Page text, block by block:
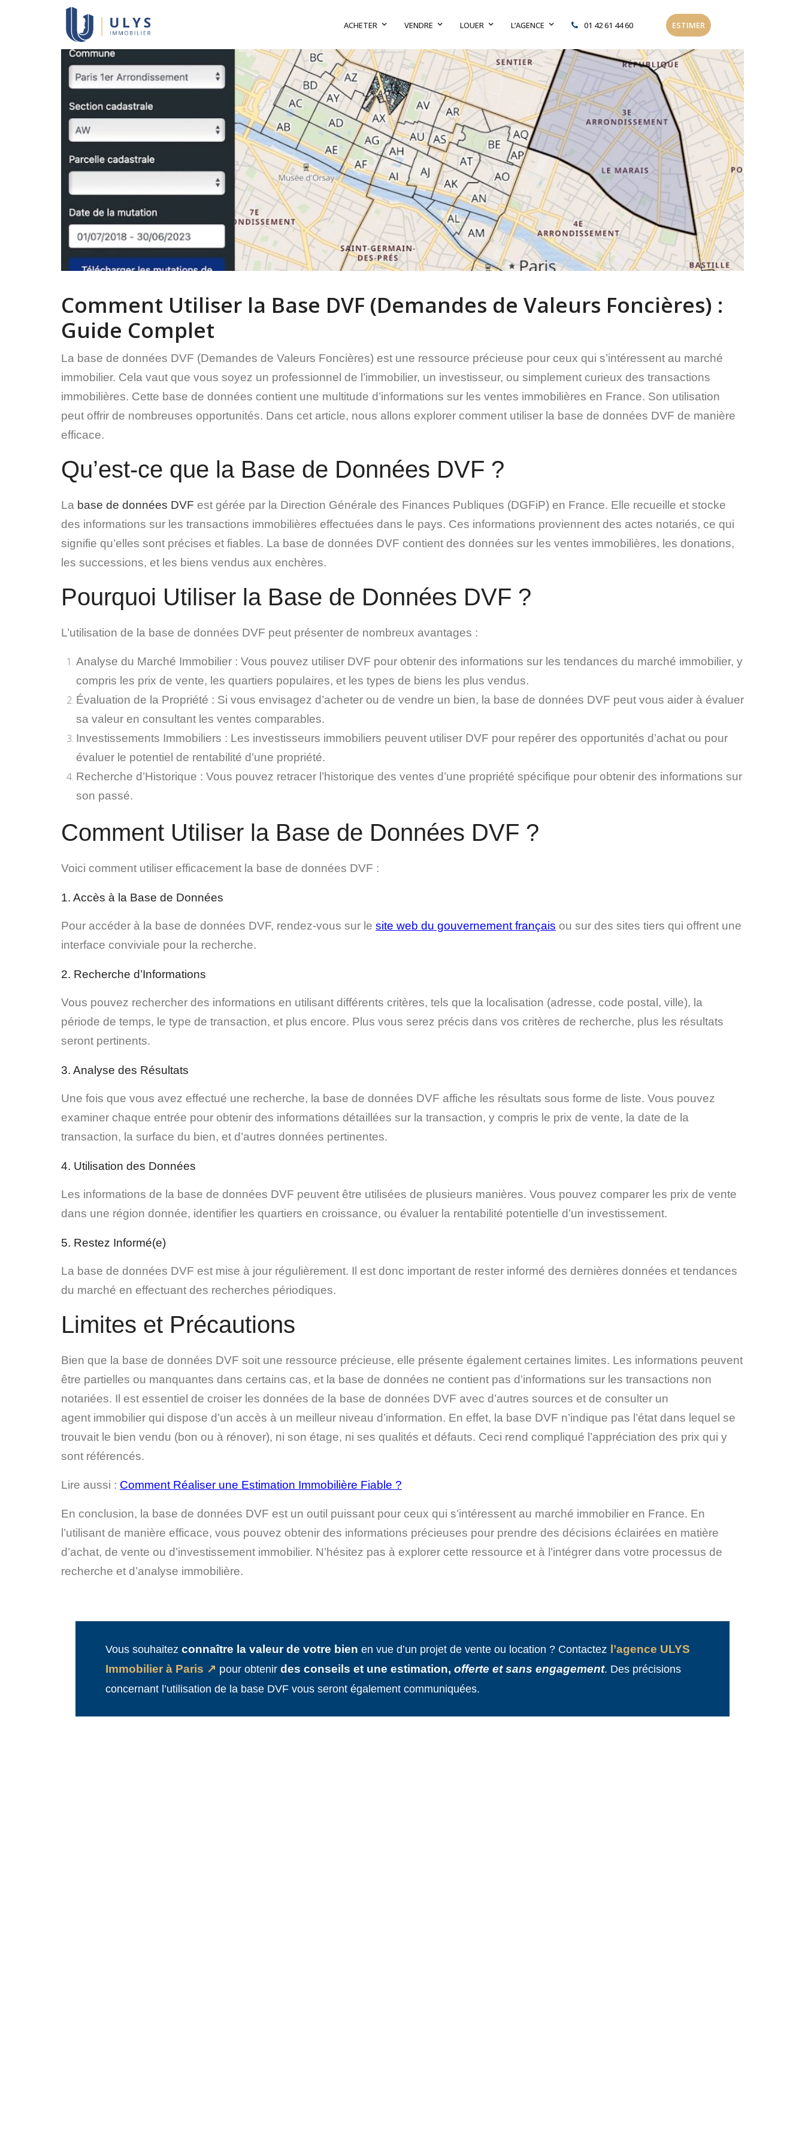
ACHETER VENDRE LOUER L’AGENCE 01 42 61 44 60 ESTIMER
Comment Utiliser la Base DVF (Demandes de Valeurs Foncières) :
Guide Complet
La base de données DVF (Demandes de Valeurs Foncières) est une ressource précieuse pour ceux qui s’intéressent au marché
immobilier. Cela vaut que vous soyez un professionnel de l’immobilier, un investisseur, ou simplement curieux des transactions
immobilières. Cette base de données contient une multitude d’informations sur les ventes immobilières en France. Son utilisation
peut offrir de nombreuses opportunités. Dans cet article, nous allons explorer comment utiliser la base de données DVF de manière
efficace.
Qu’est-ce que la Base de Données DVF ?
La base de données DVF est gérée par la Direction Générale des Finances Publiques (DGFiP) en France. Elle recueille et stocke
des informations sur les transactions immobilières effectuées dans le pays. Ces informations proviennent des actes notariés, ce qui
signifie qu’elles sont précises et fiables. La base de données DVF contient des données sur les ventes immobilières, les donations,
les successions, et les biens vendus aux enchères.
Pourquoi Utiliser la Base de Données DVF ?
L’utilisation de la base de données DVF peut présenter de nombreux avantages :
Analyse du Marché Immobilier : Vous pouvez utiliser DVF pour obtenir des informations sur les tendances du marché immobilier, y
compris les prix de vente, les quartiers populaires, et les types de biens les plus vendus.
Évaluation de la Propriété : Si vous envisagez d’acheter ou de vendre un bien, la base de données DVF peut vous aider à évaluer
sa valeur en consultant les ventes comparables.
Investissements Immobiliers : Les investisseurs immobiliers peuvent utiliser DVF pour repérer des opportunités d’achat ou pour
évaluer le potentiel de rentabilité d’une propriété.
Recherche d’Historique : Vous pouvez retracer l’historique des ventes d’une propriété spécifique pour obtenir des informations sur
son passé.
Comment Utiliser la Base de Données DVF ?
Voici comment utiliser efficacement la base de données DVF :
1. Accès à la Base de Données
Pour accéder à la base de données DVF, rendez-vous sur le site web du gouvernement français ou sur des sites tiers qui offrent une
interface conviviale pour la recherche.
2. Recherche d’Informations
Vous pouvez rechercher des informations en utilisant différents critères, tels que la localisation (adresse, code postal, ville), la
période de temps, le type de transaction, et plus encore. Plus vous serez précis dans vos critères de recherche, plus les résultats
seront pertinents.
3. Analyse des Résultats
Une fois que vous avez effectué une recherche, la base de données DVF affiche les résultats sous forme de liste. Vous pouvez
examiner chaque entrée pour obtenir des informations détaillées sur la transaction, y compris le prix de vente, la date de la
transaction, la surface du bien, et d’autres données pertinentes.
4. Utilisation des Données
Les informations de la base de données DVF peuvent être utilisées de plusieurs manières. Vous pouvez comparer les prix de vente
dans une région donnée, identifier les quartiers en croissance, ou évaluer la rentabilité potentielle d’un investissement.
5. Restez Informé(e)
La base de données DVF est mise à jour régulièrement. Il est donc important de rester informé des dernières données et tendances
du marché en effectuant des recherches périodiques.
Limites et Précautions
Bien que la base de données DVF soit une ressource précieuse, elle présente également certaines limites. Les informations peuvent
être partielles ou manquantes dans certains cas, et la base de données ne contient pas d’informations sur les transactions non
notariées. Il est essentiel de croiser les données de la base de données DVF avec d’autres sources et de consulter un
agent immobilier qui dispose d’un accès à un meilleur niveau d’information. En effet, la base DVF n’indique pas l’état dans lequel se
trouvait le bien vendu (bon ou à rénover), ni son étage, ni ses qualités et défauts. Ceci rend compliqué l’appréciation des prix qui y
sont référencés.
Lire aussi : Comment Réaliser une Estimation Immobilière Fiable ?
En conclusion, la base de données DVF est un outil puissant pour ceux qui s’intéressent au marché immobilier en France. En
l’utilisant de manière efficace, vous pouvez obtenir des informations précieuses pour prendre des décisions éclairées en matière
d’achat, de vente ou d’investissement immobilier. N’hésitez pas à explorer cette ressource et à l’intégrer dans votre processus de
recherche et d’analyse immobilière.
Vous souhaitez connaître la valeur de votre bien en vue d’un projet de vente ou location ? Contactez l’agence ULYS
Immobilier à Paris ↗ pour obtenir des conseils et une estimation, offerte et sans engagement. Des précisions
concernant l’utilisation de la base DVF vous seront également communiquées.